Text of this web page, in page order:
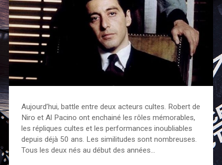
Aujourd’hui, battle entre deux acteurs cultes. Robert de
Niro et Al Pacino ont enchainé les rôles mémorables,
les répliques cultes et les performances inoubliables
depuis déjà 50 ans. Les similitudes sont nombreuses.
Tous les deux nés au début des années…